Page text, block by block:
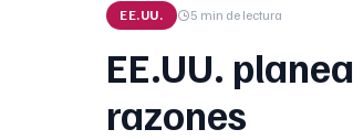
EE.UU. 5 min de lectura
EE.UU.
razones